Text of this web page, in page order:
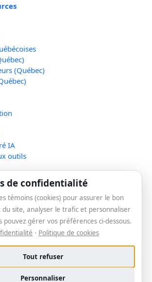
(Québec)
IA
outils
de confidentialité
témoins (cookies) pour assurer le bon
site, analyser le trafic et personnaliser
pouvez gérer vos préférences ci-dessous.
· Politique de cookies
Tout refuser
Personnaliser